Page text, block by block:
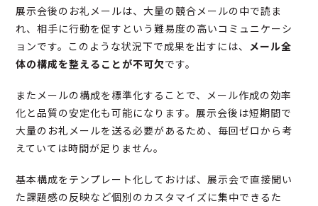
展示会後のお礼メールは、大量の競合メールの中で読ま
れ、相手に行動を促すという難易度の高いコミュニケーシ
ョンです。このような状況下で成果を出すには、 メール全
体の構成を整えることが不可欠です。
またメールの構成を標準化することで、メール作成の効率
化と品質の安定化も可能になります。展示会後は短期間で
大量のお礼メールを送る必要があるため、毎回ゼロから考
えていては時間が足りません。
基本構成をテンプレート化しておけば、展示会で直接聞い
た課題感の反映など個別のカスタマイズに集中できるた